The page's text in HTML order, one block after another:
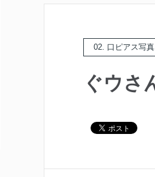
02. 口ピアス写真
ぐウさ